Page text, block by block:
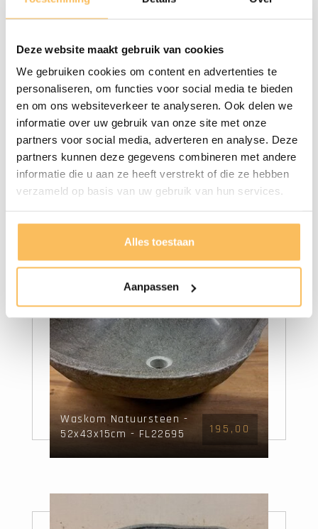
Deze website maakt gebruik van cookies
We gebruiken cookies om content en advertenties te
personaliseren, om functies voor social media te bieden
en om ons websiteverkeer te analyseren. Ook delen we
informatie over uw gebruik van onze site met onze
partners voor social media, adverteren en analyse. Deze
partners kunnen deze gegevens combineren met andere
informatie die u aan ze heeft verstrekt of die ze hebben
verzameld op basis van uw gebruik van hun services.
Alles toestaan
Aanpassen
Waskom Natuursteen -
56x50x15cm - FL22731
195,00
Waskom Natuursteen -
52x43x15cm - FL22695
195,00